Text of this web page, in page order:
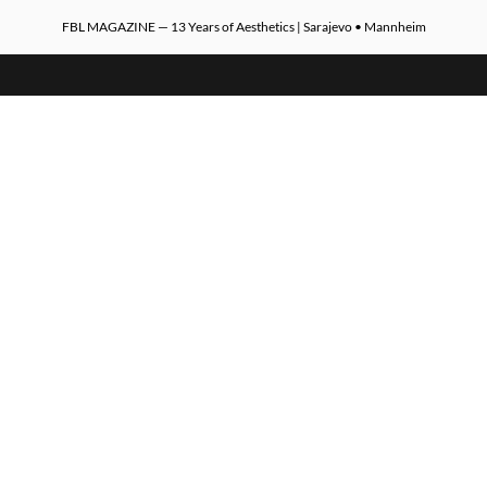
FBL MAGAZINE — 13 Years of Aesthetics | Sarajevo • Mannheim